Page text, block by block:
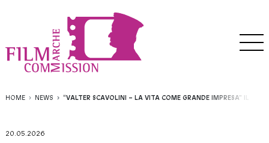
HOME NEWS “VALTER SCAVOLINI – LA VITA COME GRANDE IMPRESA” IL
20.05.2026